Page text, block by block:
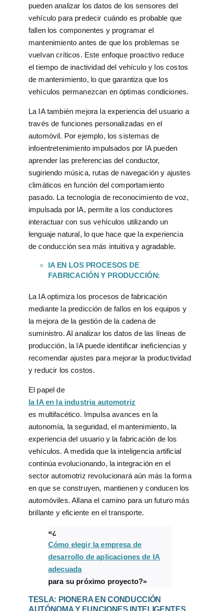
pueden analizar los datos de los sensores del
vehículo para predecir cuándo es probable que
fallen los componentes y programar el
mantenimiento antes de que los problemas se
vuelvan críticos. Este enfoque proactivo reduce
el tiempo de inactividad del vehículo y los costos
de mantenimiento, lo que garantiza que los
vehículos permanezcan en óptimas condiciones.
La IA también mejora la experiencia del usuario a
través de funciones personalizadas en el
automóvil. Por ejemplo, los sistemas de
infoentretenimiento impulsados por IA pueden
aprender las preferencias del conductor,
sugiriendo música, rutas de navegación y ajustes
climáticos en función del comportamiento
pasado. La tecnología de reconocimiento de voz,
impulsada por IA, permite a los conductores
interactuar con sus vehículos utilizando un
lenguaje natural, lo que hace que la experiencia
de conducción sea más intuitiva y agradable.
IA EN LOS PROCESOS DE
FABRICACIÓN Y PRODUCCIÓN:
La IA optimiza los procesos de fabricación
mediante la predicción de fallos en los equipos y
la mejora de la gestión de la cadena de
suministro. Al analizar los datos de las líneas de
producción, la IA puede identificar ineficiencias y
recomendar ajustes para mejorar la productividad
y reducir los costos.
El papel de
la IA en la industria automotriz
es multifacético. Impulsa avances en la
autonomía, la seguridad, el mantenimiento, la
experiencia del usuario y la fabricación de los
vehículos. A medida que la inteligencia artificial
continúa evolucionando, la integración en el
sector automotriz revolucionará aún más la forma
en que se construyen, mantienen y conducen los
automóviles. Allana el camino para un futuro más
brillante y eficiente en el transporte.
«¿
Cómo elegir la empresa de
desarrollo de aplicaciones de IA
adecuada
para su próximo proyecto?»
TESLA: PIONERA EN CONDUCCIÓN
AUTÓNOMA Y FUNCIONES INTELIGENTES